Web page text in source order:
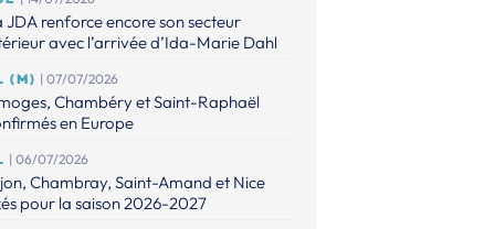
JDA renforce encore son secteur
avec l’arrivée d’Ida-Marie Dahl
(M) | 07/07/2026
Chambéry et Saint-Raphaël
en Europe
| 06/07/2026
Chambray, Saint-Amand et Nice
pour la saison 2026-2027